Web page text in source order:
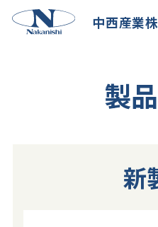
中西産業
製
新